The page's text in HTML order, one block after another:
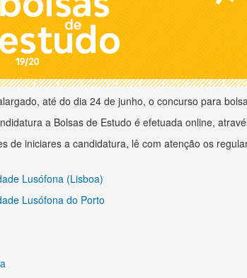
até do dia 24 de junho, o concurso para
a Bolsas de Estudo é efetuada online,
iniciares a candidatura, lê com atenção os
Lusófona (Lisboa)
Lusófona do Porto